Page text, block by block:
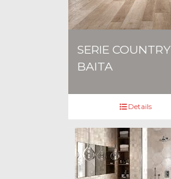
SERIE COUNTRY
BAITA
Details